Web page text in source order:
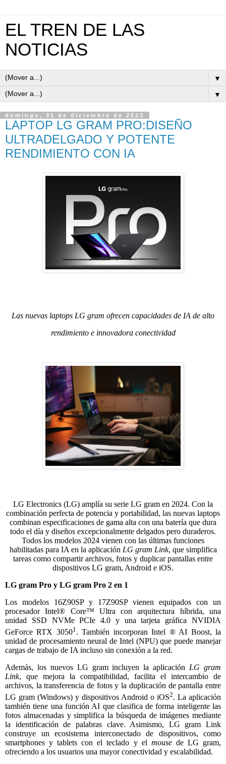
EL TREN DE LAS
NOTICIAS
▼
▼
domingo, 31 de diciembre de 2023
LAPTOP LG GRAM PRO:DISEÑO
ULTRADELGADO Y POTENTE
RENDIMIENTO CON IA
Las nuevas laptops LG gram ofrecen capacidades de IA de alto
rendimiento e innovadora conectividad
LG Electronics (LG) amplía su serie LG gram en 2024. Con la
combinación perfecta de potencia y portabilidad, las nuevas laptops
combinan especificaciones de gama alta con una batería que dura
todo el día y diseños excepcionalmente delgados pero duraderos.
Todos los modelos 2024 vienen con las últimas funciones
habilitadas para IA en la aplicación LG gram Link, que simplifica
tareas como compartir archivos, fotos y duplicar pantallas entre
dispositivos LG gram, Android e iOS.
LG gram Pro y LG gram Pro 2 en 1
Los modelos 16Z90SP y 17Z90SP vienen equipados con un
procesador Intel® Core™ Ultra con arquitectura híbrida, una
unidad SSD NVMe PCIe 4.0 y una tarjeta gráfica NVIDIA
GeForce RTX 30501 . También incorporan Intel ® AI Boost, la
unidad de procesamiento neural de Intel (NPU) que puede manejar
cargas de trabajo de IA incluso sin conexión a la red.
Además, los nuevos LG gram incluyen la aplicación LG gram
Link, que mejora la compatibilidad, facilita el intercambio de
archivos, la transferencia de fotos y la duplicación de pantalla entre
LG gram (Windows) y dispositivos Android o iOS2. La aplicación
también tiene una función AI que clasifica de forma inteligente las
fotos almacenadas y simplifica la búsqueda de imágenes mediante
la identificación de palabras clave. Asimismo, LG gram Link
construye un ecosistema interconectado de dispositivos, como
smartphones y tablets con el teclado y el mouse de LG gram,
ofreciendo a los usuarios una mayor conectividad y escalabilidad.